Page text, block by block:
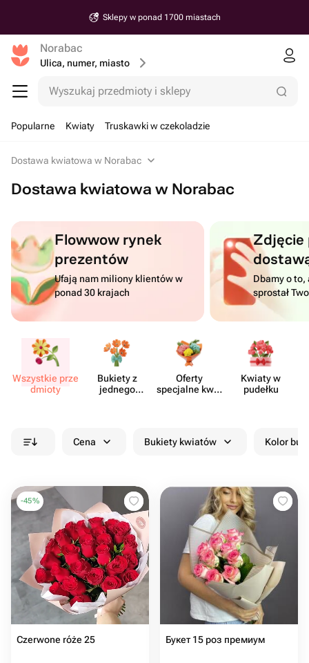
Sklepy w ponad 1700 miastach
Norabac
Ulica, numer, miasto
Wyszukaj przedmioty i sklepy
Popularne Kwiaty Truskawki w czekoladzie
Dostawa kwiatowa w Norabac
Dostawa kwiatowa w Norabac
Flowwow rynek
prezentów
Ufają nam miliony klientów w
ponad 30 krajach
Dbamy o to,
sprostał
Wszystkie prze​
dmioty
Bukiety z
jednego
Oferty
specjalne kwia​
Kwiaty w
pudełku
Cena Bukiety kwiatów Kolor
-45%
Czerwone róże 25 Букет 15 роз премиум